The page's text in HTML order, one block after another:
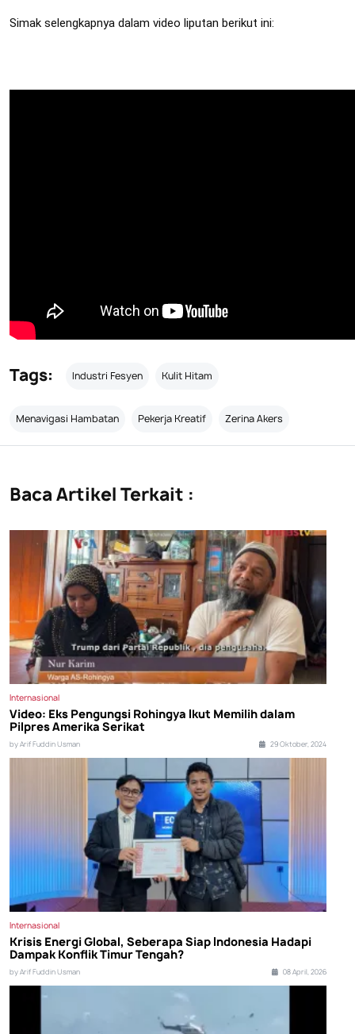
Simak selengkapnya dalam video liputan berikut ini:
Tags: Industri Fesyen Kulit Hitam
Menavigasi Hambatan Pekerja Kreatif Zerina Akers
Baca Artikel Terkait :
Internasional
Video: Eks Pengungsi Rohingya Ikut Memilih dalam
Pilpres Amerika Serikat
by Arif Fuddin Usman 29 Oktober, 2024
Internasional
Krisis Energi Global, Seberapa Siap Indonesia Hadapi
Dampak Konflik Timur Tengah?
by Arif Fuddin Usman 08 April, 2026